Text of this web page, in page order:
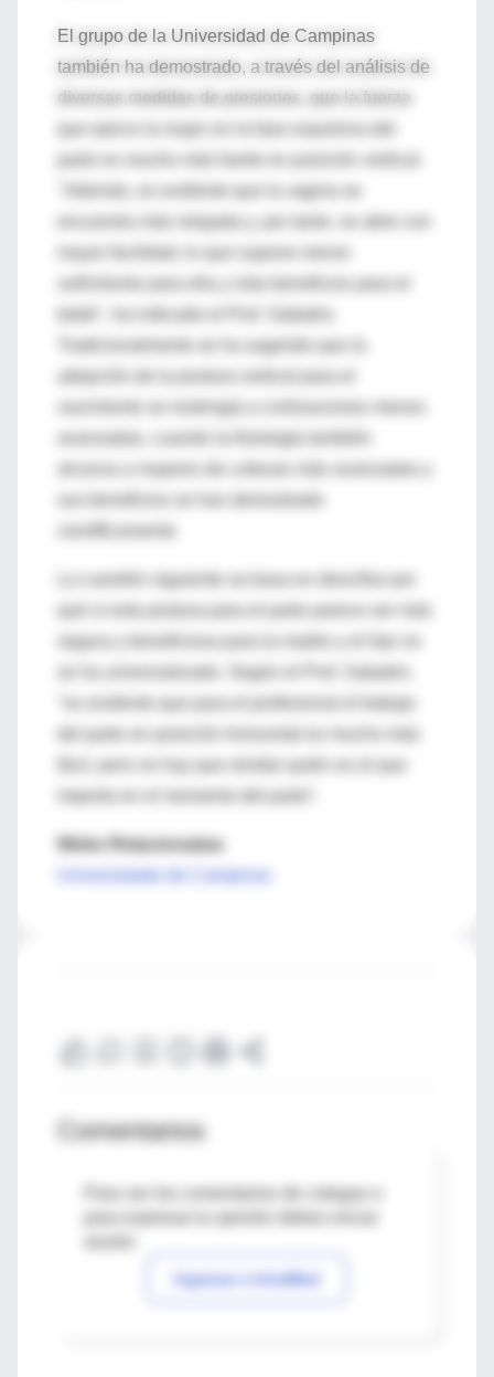
El grupo de la Universidad de Campinas
también ha demostrado, a través del análisis de
diversas medidas de presiones, que la fuerza
"Además, es evidente que la vagina se
mayor facilidad, lo que supone menor
Tradicionalmente se ha sugerido que la
nacimiento se restringía a civilizaciones menos
avanzadas, cuando la fisiología también
La cuestión siguiente se basa en descifrar por
segura y beneficiosa para la madre y el hijo no
se ha universalizado. Según el Prof. Sabatini,
importa en el momento del parto”.
Webs Relacionadas
Comentarios
Para ver los comentarios de colegas o
Ingresar a IntraMed